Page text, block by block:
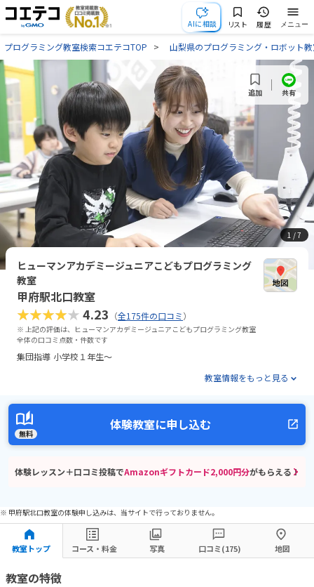
AIに相談 リスト 履歴 メニュー
プログラミング教室検索コエテコTOP 山梨県のプログラミング・ロボット
1 / 7
追加 共有
ヒューマンアカデミージュニアこどもプログラミング
教室
甲府駅北口教室
★★★★★4.23 （全175件の口コミ）
※ 上記の評価は、ヒューマンアカデミージュニアこどもプログラミング教室
全体の口コミ点数・件数です
集団指導 小学校１年生〜
教室情報をもっと見る
無料
体験教室に申し込む
体験レッスン＋口コミ投稿でAmazonギフトカード2,000円分がもらえる！
※ 甲府駅北口教室の体験申し込みは、当サイトで行っておりません。
教室トップ コース・料金 写真 口コミ(175) 地図
教室の特徴